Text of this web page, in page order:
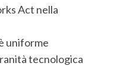
Act nella
uniforme
tecnologica